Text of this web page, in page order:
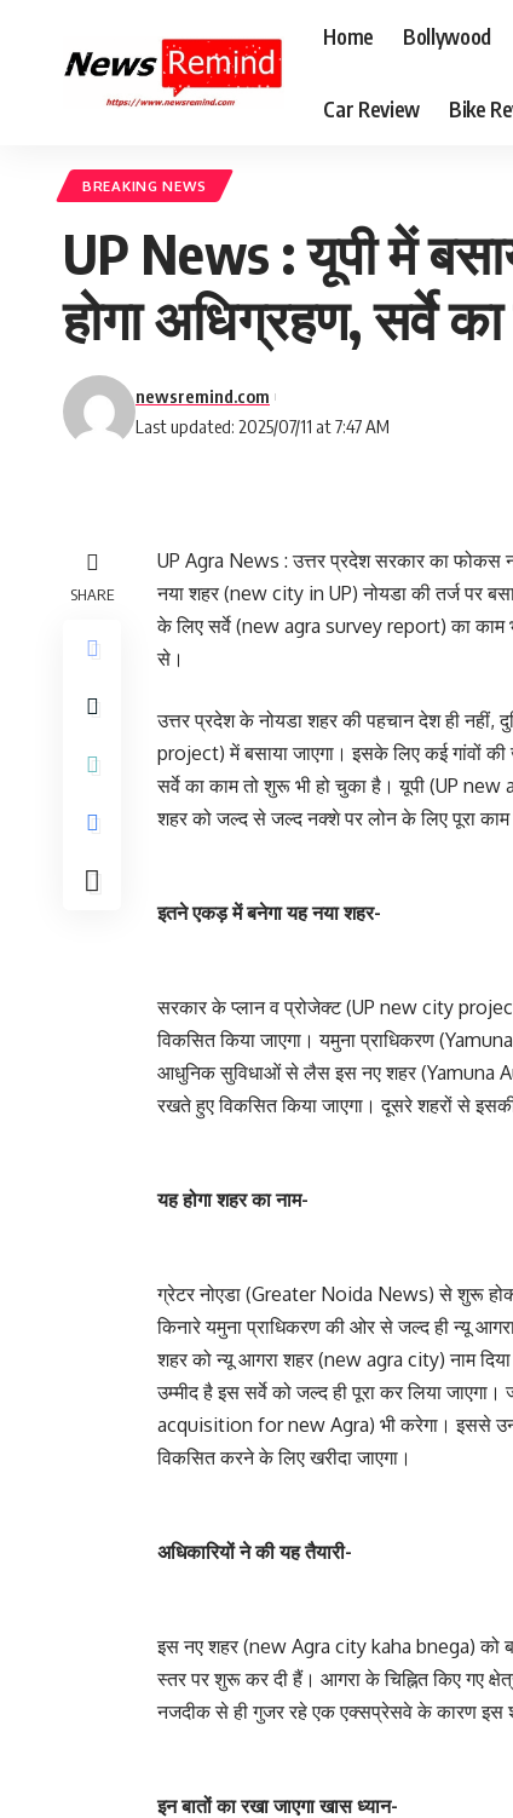
Home Bollywood
Car Review Bike
BREAKING NEWS
UP News : यूपी में
होगा अधिग्रहण, सर्वे
Last updated: 2025/07/11 at 7:47 AM
newsremind.com
SHARE
UP Agra News : उत्तर प्रदेश सरकार का
नया शहर (new city in UP) नोयडा की तर्ज पर
के लिए सर्वे (new agra survey report) का
से।
उत्तर प्रदेश के नोयडा शहर की पहचान देश ही
project) में बसाया जाएगा। इसके लिए कई गांवों की
सर्वे का काम तो शुरू भी हो चुका है। यूपी (UP
शहर को जल्द से जल्द नक्शे पर लोन के लिए पूरा काम
इतने एकड़ में बनेगा यह नया शहर-
सरकार के प्लान व प्रोजेक्ट (UP new city
विकसित किया जाएगा। यमुना प्राधिकरण
आधुनिक सुविधाओं से लैस इस नए शहर (Yamuna
रखते हुए विकसित किया जाएगा। दूसरे शहरों से
यह होगा शहर का नाम-
ग्रेटर नोएडा (Greater Noida News) से शुरू
किनारे यमुना प्राधिकरण की ओर से जल्द ही न्यू
शहर को न्यू आगरा शहर (new agra city) नाम
उम्मीद है इस सर्वे को जल्द ही पूरा कर लिया
acquisition for new Agra) भी करेगा। इससे उन
विकसित करने के लिए खरीदा जाएगा।
अधिकारियों ने की यह तैयारी-
इस नए शहर (new Agra city kaha bnega) को
स्तर पर शुरू कर दी हैं। आगरा के चिह्नित किए गए
नजदीक से ही गुजर रहे एक एक्सप्रेसवे के कारण इस
इन बातों का रखा जाएगा खास ध्यान-